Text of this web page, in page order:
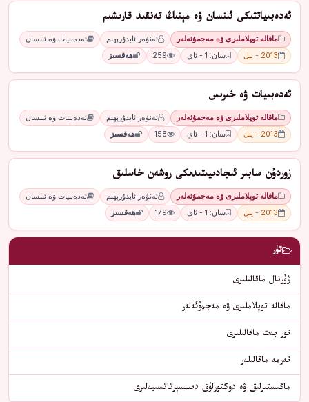
ئەدەبىياتتىكى ئىنسان ۋە مېنىڭ تەنقىد قارىشىم
ماقالە توپلاملىرى ۋە مەجمۇئەلەر ئەنۋەر ئابدۇرېھىم
ئەدەبىيات ۋە ئىنسان
2013 - يىل
سان: 1 - ئاي 259 ھەقسىز
ئەدەبىيات ۋە خىرىس
ماقالە توپلاملىرى ۋە مەجمۇئەلەر ئەنۋەر ئابدۇرېھىم
ئەدەبىيات ۋە ئىنسان
2013 - يىل
سان: 1 - ئاي 158 ھەقسىز
زوردۇن سابىر ئىجادىيىتىدىكى روشەن خاسلىق
ماقالە توپلاملىرى ۋە مەجمۇئەلەر ئەنۋەر ئابدۇرېھىم
ئەدەبىيات ۋە ئىنسان
2013 - يىل
سان: 1 - ئاي 179 ھەقسىز
تۈر
ژۇرنال ماقالىلىرى
ماقالە توپلاملىرى ۋە مەجمۇئەلەر
تور بەت ماقالىلىرى
تەرمە ماقالىلەر
ماگىستىرلىق ۋە دوكتورلۇق دىسسېرتاتسىيەلىرى